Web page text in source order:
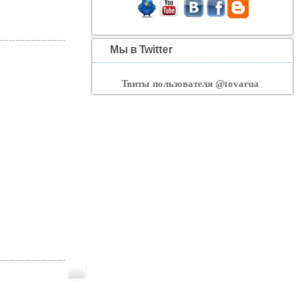
Мы в Twitter
Твиты пользователя @tovarua